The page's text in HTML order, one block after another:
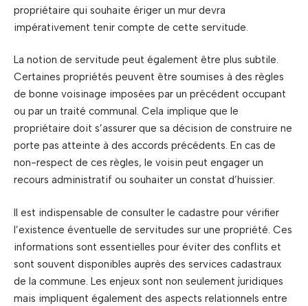
propriétaire qui souhaite ériger un mur devra
impérativement tenir compte de cette servitude.
La notion de servitude peut également être plus subtile.
Certaines propriétés peuvent être soumises à des règles
de bonne voisinage imposées par un précédent occupant
ou par un traité communal. Cela implique que le
propriétaire doit s’assurer que sa décision de construire ne
porte pas atteinte à des accords précédents. En cas de
non-respect de ces règles, le voisin peut engager un
recours administratif ou souhaiter un constat d’huissier.
Il est indispensable de consulter le cadastre pour vérifier
l’existence éventuelle de servitudes sur une propriété. Ces
informations sont essentielles pour éviter des conflits et
sont souvent disponibles auprès des services cadastraux
de la commune. Les enjeux sont non seulement juridiques
mais impliquent également des aspects relationnels entre